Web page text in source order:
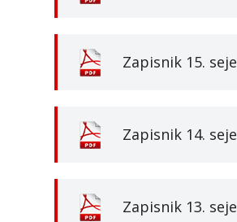
Zapisnik 15. seje
Zapisnik 14. seje
Zapisnik 13. seje